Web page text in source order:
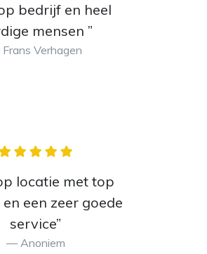
bedrijf en heel
mensen ”
Frans Verhagen
locatie met top
een zeer goede
service”
Anoniem